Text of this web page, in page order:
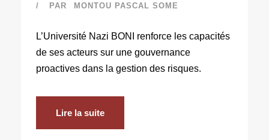
PAR
MONTOU PASCAL SOME
L’Université Nazi BONI renforce les capacités
de ses acteurs sur une gouvernance
proactives dans la gestion des risques.
Lire la suite